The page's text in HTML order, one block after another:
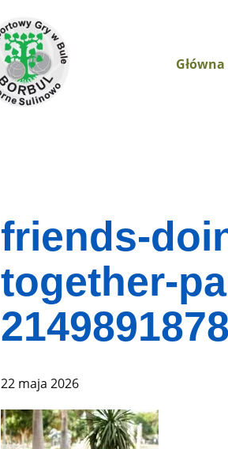
Główna
friends-
together-
22 maja 2026